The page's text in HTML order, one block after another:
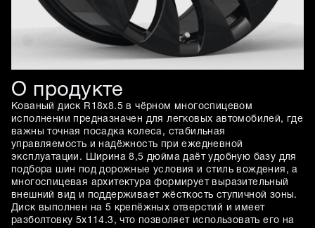
О продукте
Кованый диск R18x8.5 в чёрном многоспицевом
исполнении предназначен для легковых автомобилей, где
важны точная посадка колеса, стабильная
управляемость и надёжность при ежедневной
эксплуатации. Ширина 8,5 дюйма даёт удобную базу для
подбора шин под дорожные условия и стиль вождения, а
многоспицевая архитектура формирует выразительный
внешний вид и поддерживает жёсткость ступичной зоны.
Диск выполнен на 5 крепёжных отверстий и имеет
разболтовку 5x114.3, что позволяет использовать его на